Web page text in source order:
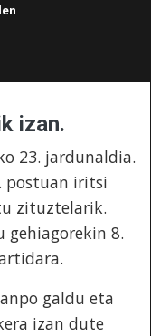
izan.
23. jardunaldia.
postuan iritsi
zituztelarik.
gehiagorekin 8.
galdu eta
izan dute